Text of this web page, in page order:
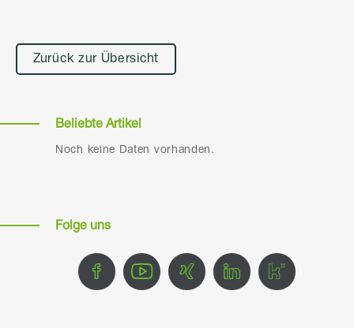
Zurück zur Übersicht
Beliebte Artikel
Noch keine Daten vorhanden.
Folge uns